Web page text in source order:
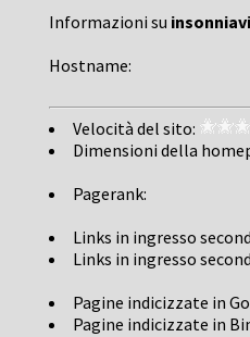
Informazioni su
Hostname:
Velocità del sito:
Dimensioni della
Pagerank:
Links in ingresso
Links in ingresso
Pagine indicizzate in
Pagine indicizzate in